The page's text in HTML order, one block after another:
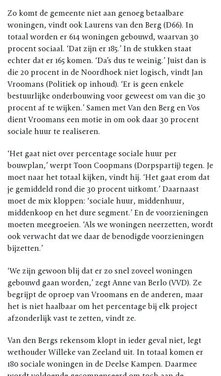
Zo komt de gemeente niet aan genoeg betaalbare
woningen, vindt ook Laurens van den Berg (D66). In
totaal worden er 614 woningen gebouwd, waarvan 30
procent sociaal. ‘Dat zijn er 185.’ In de stukken staat
echter dat er 165 komen. ‘Da’s dus te weinig.’ Juist dan is
die 20 procent in de Noordhoek niet logisch, vindt Jan
Vroomans (Politiek op inhoud). ‘Er is geen enkele
bestuurlijke onderbouwing voor geweest om van die 30
procent af te wijken.’ Samen met Van den Berg en Vos
dient Vroomans een motie in om ook daar 30 procent
sociale huur te realiseren.
‘Het gaat niet over percentage sociale huur per
bouwplan,’ werpt Toon Coopmans (Dorpspartij) tegen. Je
moet naar het totaal kijken, vindt hij. ‘Het gaat erom dat
je gemiddeld rond die 30 procent uitkomt.’ Daarnaast
moet de mix kloppen: ‘sociale huur, middenhuur,
middenkoop en het dure segment.’ En de voorzieningen
moeten meegroeien. ‘Als we woningen neerzetten, wordt
ook verwacht dat we daar de benodigde voorzieningen
bijzetten.’
‘We zijn gewoon blij dat er zo snel zoveel woningen
gebouwd gaan worden,’ zegt Anne van Berlo (VVD). Ze
begrijpt de oproep van Vroomans en de anderen, maar
het is niet haalbaar om het percentage bij elk project
afzonderlijk vast te zetten, vindt ze.
Van den Bergs rekensom klopt in ieder geval niet, legt
wethouder Willeke van Zeeland uit. In totaal komen er
180 sociale woningen in de Deelse Kampen. Daarmee